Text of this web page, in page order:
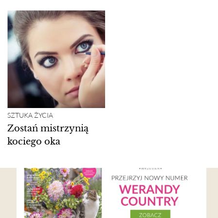
SZTUKA ŻYCIA
Zostań mistrzynią
kociego oka